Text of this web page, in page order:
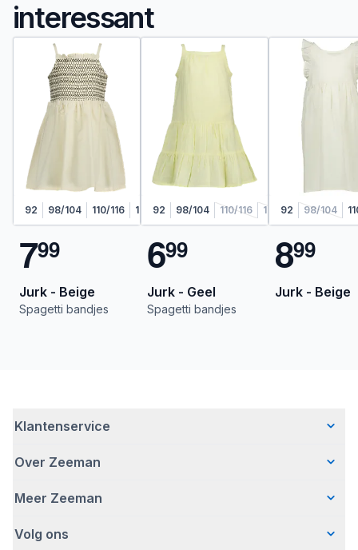
interessant
92 98/104 110/116 122/128
799
Jurk - Beige
Spagetti bandjes
92 98/104 110/116 122/128
699
Jurk - Geel
Spagetti bandjes
92 98/104
899
Jurk - Beige
Klantenservice
Veelgestelde vragen
Bezorgen
Retourneren
Over Zeeman
Wie wij zijn
Hoe wij verantwoord ondernemen
Meer Zeeman
Veiligheidswaarschuwing
Volg ons